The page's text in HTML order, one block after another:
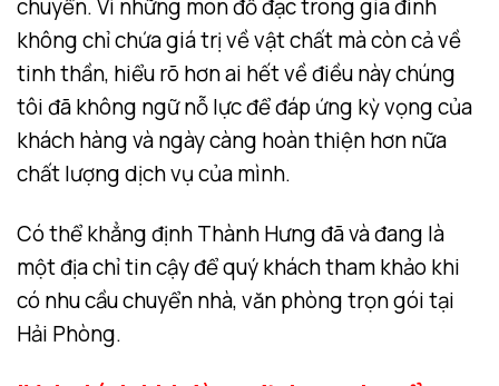
chuyển. Vì những món đồ đạc trong gia đình
không chỉ chứa giá trị về vật chất mà còn cả về
tinh thần, hiểu rõ hơn ai hết về điều này chúng
tôi đã không ngữ nỗ lực để đáp ứng kỳ vọng của
khách hàng và ngày càng hoàn thiện hơn nữa
chất lượng dịch vụ của mình.
Có thể khẳng định Thành Hưng đã và đang là
một địa chỉ tin cậy để quý khách tham khảo khi
có nhu cầu chuyển nhà, văn phòng trọn gói tại
Hải Phòng.